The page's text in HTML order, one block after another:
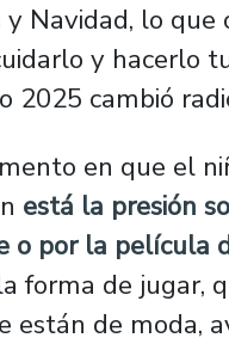
Navidad, lo
y hacerlo
2025 cambió
en que el
está la presión
o por la película
forma de jugar,
están de moda,